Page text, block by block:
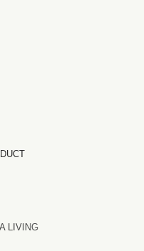
LIVING